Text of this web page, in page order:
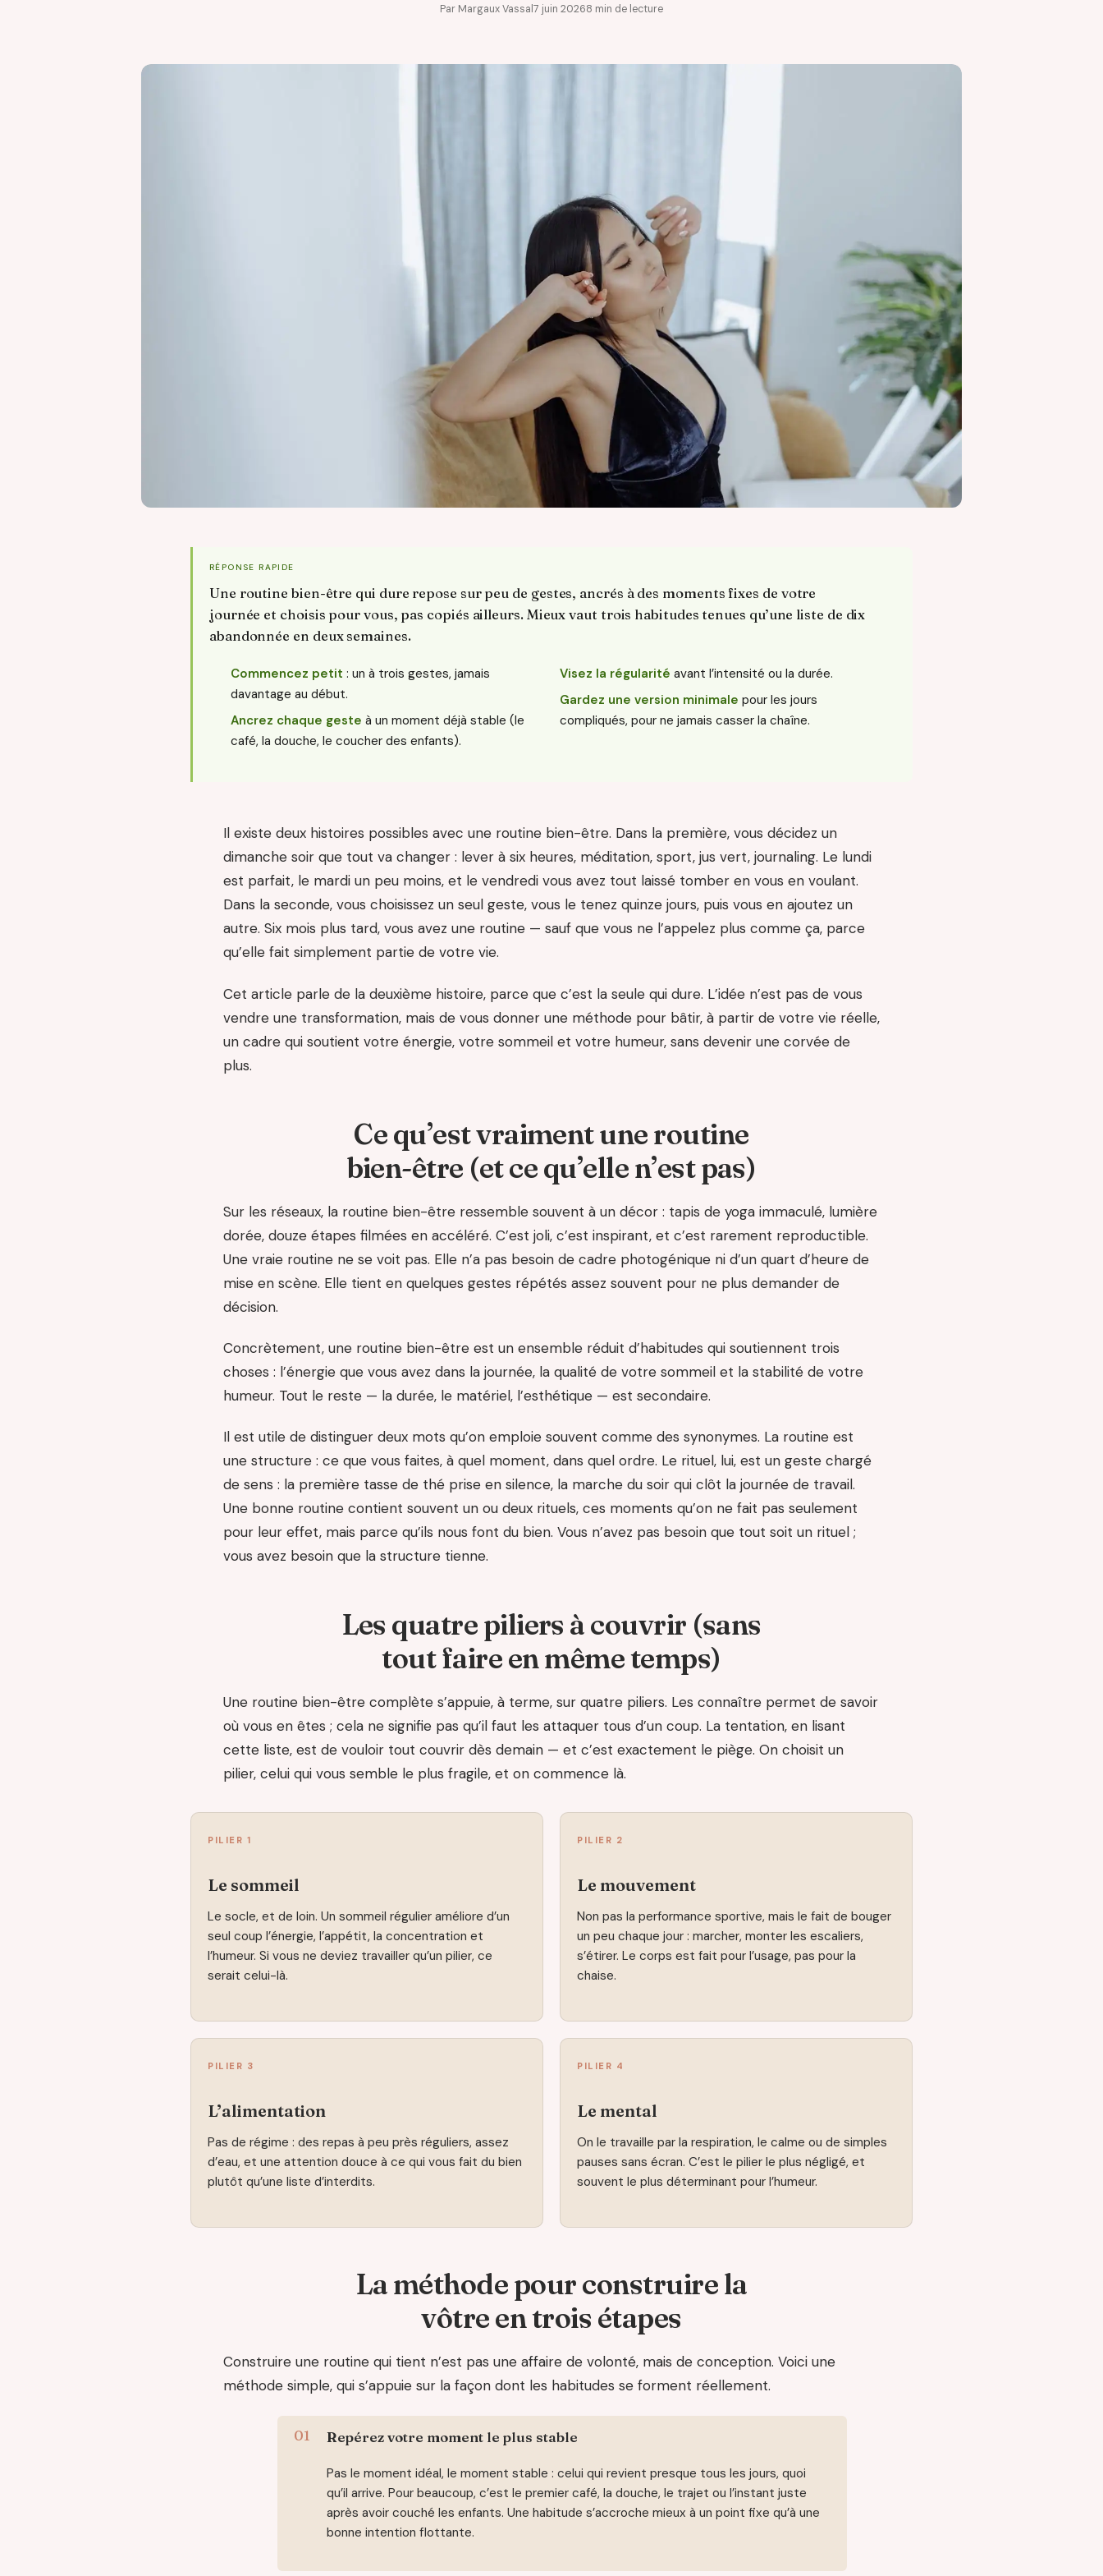
Par Margaux Vassal 7 juin 20268 min de lecture
RÉPONSE RAPIDE
Une routine bien-être qui dure repose sur peu de gestes, ancrés à des moments fixes de votre
journée et choisis pour vous, pas copiés ailleurs. Mieux vaut trois habitudes tenues qu’une liste de dix
abandonnée en deux semaines.
Commencez petit : un à trois gestes, jamais
davantage au début.
Ancrez chaque geste à un moment déjà stable (le
café, la douche, le coucher des enfants).
Visez la régularité avant l’intensité ou la durée.
Gardez une version minimale pour les jours
compliqués, pour ne jamais casser la chaîne.
Il existe deux histoires possibles avec une routine bien-être. Dans la première, vous décidez un
dimanche soir que tout va changer : lever à six heures, méditation, sport, jus vert, journaling. Le lundi
est parfait, le mardi un peu moins, et le vendredi vous avez tout laissé tomber en vous en voulant.
Dans la seconde, vous choisissez un seul geste, vous le tenez quinze jours, puis vous en ajoutez un
autre. Six mois plus tard, vous avez une routine — sauf que vous ne l’appelez plus comme ça, parce
qu’elle fait simplement partie de votre vie.
Cet article parle de la deuxième histoire, parce que c’est la seule qui dure. L’idée n’est pas de vous
vendre une transformation, mais de vous donner une méthode pour bâtir, à partir de votre vie réelle,
un cadre qui soutient votre énergie, votre sommeil et votre humeur, sans devenir une corvée de
plus.
Ce qu’est vraiment une routine
bien-être (et ce qu’elle n’est pas)
Sur les réseaux, la routine bien-être ressemble souvent à un décor : tapis de yoga immaculé, lumière
dorée, douze étapes filmées en accéléré. C’est joli, c’est inspirant, et c’est rarement reproductible.
Une vraie routine ne se voit pas. Elle n’a pas besoin de cadre photogénique ni d’un quart d’heure de
mise en scène. Elle tient en quelques gestes répétés assez souvent pour ne plus demander de
décision.
Concrètement, une routine bien-être est un ensemble réduit d’habitudes qui soutiennent trois
choses : l’énergie que vous avez dans la journée, la qualité de votre sommeil et la stabilité de votre
humeur. Tout le reste — la durée, le matériel, l’esthétique — est secondaire.
Il est utile de distinguer deux mots qu’on emploie souvent comme des synonymes. La routine est
une structure : ce que vous faites, à quel moment, dans quel ordre. Le rituel, lui, est un geste chargé
de sens : la première tasse de thé prise en silence, la marche du soir qui clôt la journée de travail.
Une bonne routine contient souvent un ou deux rituels, ces moments qu’on ne fait pas seulement
pour leur effet, mais parce qu’ils nous font du bien. Vous n’avez pas besoin que tout soit un rituel ;
vous avez besoin que la structure tienne.
Les quatre piliers à couvrir (sans
tout faire en même temps)
Une routine bien-être complète s’appuie, à terme, sur quatre piliers. Les connaître permet de savoir
où vous en êtes ; cela ne signifie pas qu’il faut les attaquer tous d’un coup. La tentation, en lisant
cette liste, est de vouloir tout couvrir dès demain — et c’est exactement le piège. On choisit un
pilier, celui qui vous semble le plus fragile, et on commence là.
PILIER 1
Le sommeil
Le socle, et de loin. Un sommeil régulier améliore d’un
seul coup l’énergie, l’appétit, la concentration et
l’humeur. Si vous ne deviez travailler qu’un pilier, ce
serait celui-là.
PILIER 2
Le mouvement
Non pas la performance sportive, mais le fait de bouger
un peu chaque jour : marcher, monter les escaliers,
s’étirer. Le corps est fait pour l’usage, pas pour la
chaise.
PILIER 3
L’alimentation
Pas de régime : des repas à peu près réguliers, assez
d’eau, et une attention douce à ce qui vous fait du bien
plutôt qu’une liste d’interdits.
PILIER 4
Le mental
On le travaille par la respiration, le calme ou de simples
pauses sans écran. C’est le pilier le plus négligé, et
souvent le plus déterminant pour l’humeur.
La méthode pour construire la
vôtre en trois étapes
Construire une routine qui tient n’est pas une affaire de volonté, mais de conception. Voici une
méthode simple, qui s’appuie sur la façon dont les habitudes se forment réellement.
Repérez votre moment le plus stable
Pas le moment idéal, le moment stable : celui qui revient presque tous les jours, quoi
qu’il arrive. Pour beaucoup, c’est le premier café, la douche, le trajet ou l’instant juste
après avoir couché les enfants. Une habitude s’accroche mieux à un point fixe qu’à une
bonne intention flottante.